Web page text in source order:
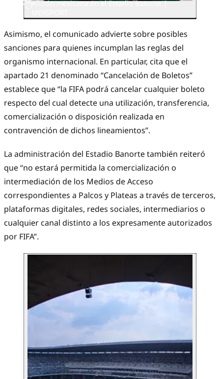
Afición mexicana en el Estadio Banorte |
Asimismo, el comunicado advierte sobre posibles
sanciones para quienes incumplan las reglas del
organismo internacional. En particular, cita que el
apartado 21 denominado “Cancelación de Boletos”
establece que “la FIFA podrá cancelar cualquier boleto
respecto del cual detecte una utilización, transferencia,
comercialización o disposición realizada en
contravención de dichos lineamientos”.
La administración del Estadio Banorte también reiteró
que “no estará permitida la comercialización o
intermediación de los Medios de Acceso
correspondientes a Palcos y Plateas a través de terceros,
plataformas digitales, redes sociales, intermediarios o
cualquier canal distinto a los expresamente autorizados
por FIFA”.